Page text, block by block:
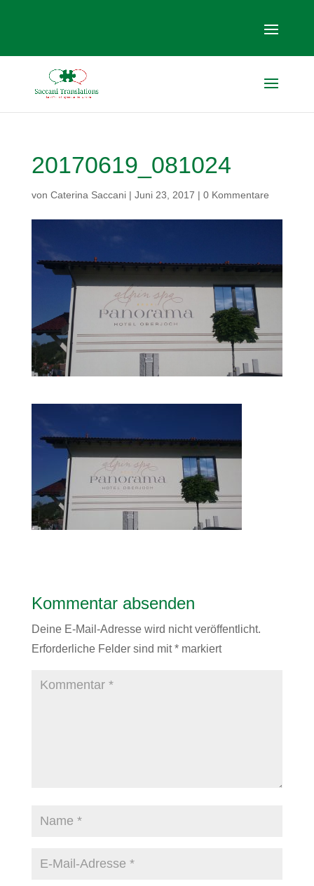
20170619_081024
von Caterina Saccani| Juni 23, 2017 | 0 Kommentare
Kommentar absenden
Deine E-Mail-Adresse wird nicht veröffentlicht.
Erforderliche Felder sind mit*markiert